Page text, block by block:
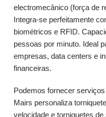
electromecânico (força de
Integra-se perfeitamente
biométricos e RFID.
pessoas por minuto. Ideal
empresas, data centers e
financeiras.
Podemos fornecer
Mairs personaliza
velocidade e torniquetes